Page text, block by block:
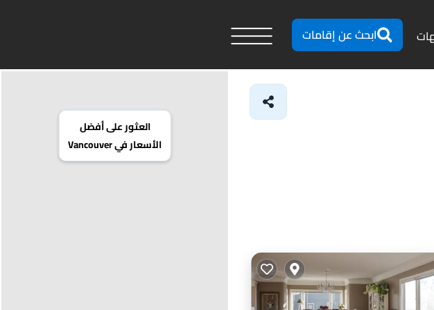
ابحث عن إقامات
العثور على أفضل
الأسعار في Vancouver